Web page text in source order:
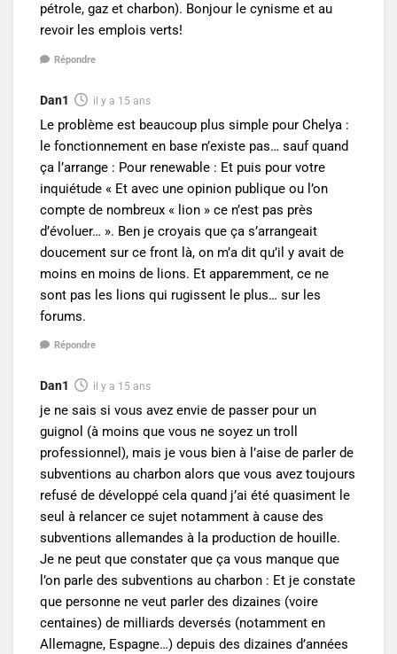
pétrole, gaz et charbon). Bonjour le cynisme et au
revoir les emplois verts!
Répondre
Dan1 il y a 15 ans
Le problème est beaucoup plus simple pour Chelya :
le fonctionnement en base n’existe pas… sauf quand
ça l’arrange : Pour renewable : Et puis pour votre
inquiétude « Et avec une opinion publique ou l’on
compte de nombreux « lion » ce n’est pas près
d’évoluer… ». Ben je croyais que ça s’arrangeait
doucement sur ce front là, on m’a dit qu’il y avait de
moins en moins de lions. Et apparemment, ce ne
sont pas les lions qui rugissent le plus… sur les
forums.
Répondre
Dan1 il y a 15 ans
je ne sais si vous avez envie de passer pour un
guignol (à moins que vous ne soyez un troll
professionnel), mais je vous bien à l’aise de parler de
subventions au charbon alors que vous avez toujours
refusé de développé cela quand j’ai été quasiment le
seul à relancer ce sujet notamment à cause des
subventions allemandes à la production de houille.
Je ne peut que constater que ça vous manque que
l’on parle des subventions au charbon : Et je constate
que personne ne veut parler des dizaines (voire
centaines) de milliards deversés (notamment en
Allemagne, Espagne…) depuis des dizaines d’années